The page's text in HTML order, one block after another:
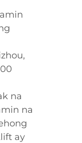
na
na
ay